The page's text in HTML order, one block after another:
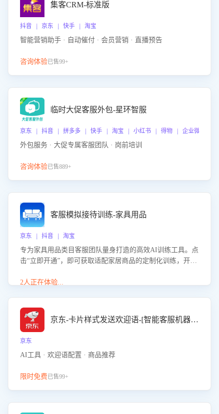
集客CRM-标准版
抖音 | 京东 | 快手 | 淘宝
智能营销助手 · 自动催付 · 会员营销 · 直播预告
咨询体验已售99+
临时大促客服外包-星环智服
京东 | 抖音 | 拼多多 | 快手 | 淘宝 | 小红书 | 得物 | 企业微信
外包服务 · 大促专属客服团队 · 岗前培训
咨询体验已售889+
客服模拟接待训练-家具用品
京东 | 抖音 | 淘宝
专为家具用品类目客服团队量身打造的高效AI训练工具。点
击“立即开通”，即可获取适配家居商品的定制化训练，开启
能、尺寸参数咨询等高频场景下的专业应对能力。
2人正在体验...
京东-卡片样式发送欢迎语-[智能客服机器人]
京东
AI工具 · 欢迎语配置 · 商品推荐
限时免费已售99+